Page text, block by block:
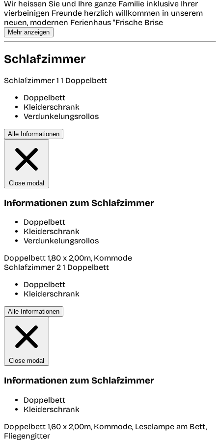
Wir heissen Sie und Ihre ganze Familie inklusive Ihrer
vierbeinigen Freunde herzlich willkommen in unserem
neuen, modernen Ferienhaus "Frische Brise
Mehr anzeigen
Schlafzimmer
Schlafzimmer 1 1 Doppelbett
Doppelbett
Kleiderschrank
Verdunkelungsrollos
Alle Informationen
Close modal
Informationen zum Schlafzimmer
Doppelbett
Kleiderschrank
Verdunkelungsrollos
Doppelbett 1,80 x 2,00m, Kommode
Schlafzimmer 2 1 Doppelbett
Doppelbett
Kleiderschrank
Alle Informationen
Close modal
Informationen zum Schlafzimmer
Doppelbett
Kleiderschrank
Doppelbett 1,60 x 2,00m, Kommode, Leselampe am Bett,
Fliegengitter